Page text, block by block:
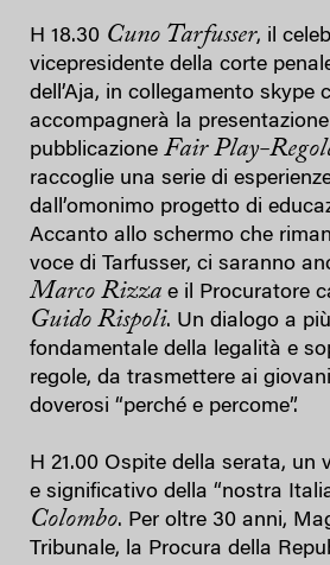
H 18.30 Cuno Tarfusser, il
vicepresidente della corte
dell’Aja, in collegamento skype
accompagnerà la
pubblicazione Fair Play-
raccoglie una serie di
dall’omonimo progetto di
Accanto allo schermo che
voce di Tarfusser, ci saranno
Marco Rizza e il Procuratore
Guido Rispoli. Un dialogo a
fondamentale della legalità e
regole, da trasmettere ai
doverosi “perché e percome”.
H 21.00 Ospite della serata, un
e significativo della “nostra
Colombo. Per oltre 30 anni,
Tribunale, la Procura della